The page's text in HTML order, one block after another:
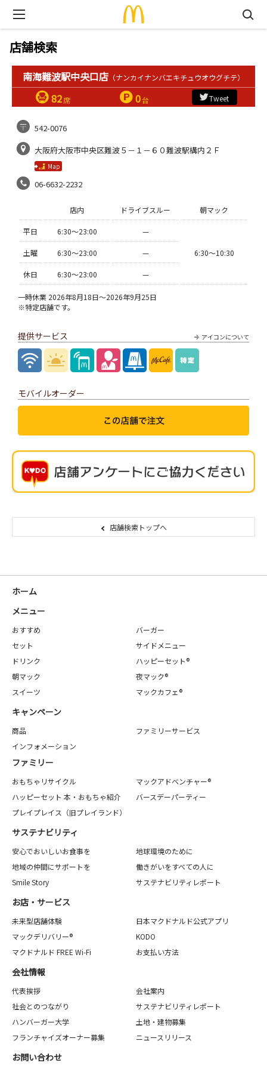
店舗検索
南海難波駅中央口店 （ナンカイナンバエキチュウオウグチテ）
82席 0台 Tweet
542-0076
大阪府大阪市中央区難波５－１－６０難波駅構内２Ｆ
Map
06-6632-2232
店内 ドライブスルー 朝マック
平日 6:30〜23:00 —
6:30〜10:30
土曜 6:30〜23:00 —
休日 6:30〜23:00 —
一時休業 2026年8月18日～2026年9月25日
※特定店舗です。
アイコンについて
提供サービス
モバイルオーダー
店舗検索トップへ
ホーム
メニュー
おすすめ
バーガー
セット
サイドメニュー
ドリンク
ハッピーセット®
朝マック
夜マック®
スイーツ
マックカフェ®
キャンペーン
商品
ファミリーサービス
インフォメーション
ファミリー
おもちゃリサイクル
マックアドベンチャー®
ハッピーセット 本・おもちゃ紹介
バースデーパーティー
プレイプレイス（旧プレイランド）
サステナビリティ
安心でおいしいお食事を
地球環境のために
地域の仲間にサポートを
働きがいをすべての人に
Smile Story
サステナビリティレポート
お店・サービス
未来型店舗体験
日本マクドナルド公式アプリ
マックデリバリー®
KODO
マクドナルド FREE Wi-Fi
お支払い方法
会社情報
代表挨拶
会社案内
社会とのつながり
サステナビリティレポート
ハンバーガー大学
土地・建物募集
フランチャイズオーナー募集
ニュースリリース
お問い合わせ